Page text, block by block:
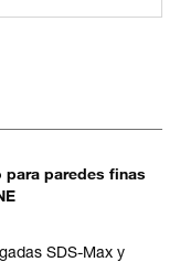
paredes finas
SDS-Max y